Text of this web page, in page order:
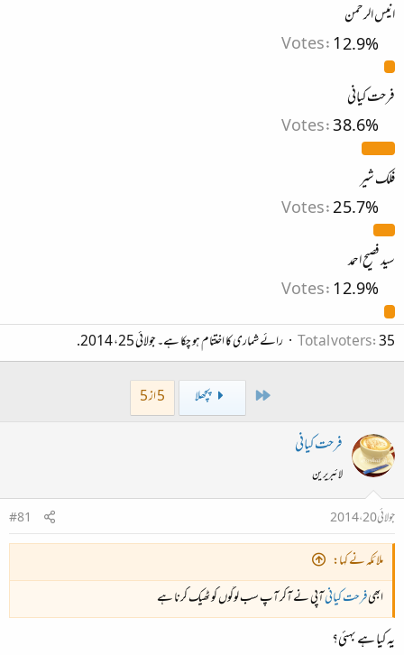
انیس الرحمن
Votes:12.9%
فرحت کیانی
Votes:38.6%
فلک شیر
Votes:25.7%
سید فصیح احمد
Votes:12.9%
Total voters 35 رائے شماری کا اختتام ہو چکا ہے۔جولائی 25، 2014 .
First پچھلا 5 از 5
فرحت کیانی
لائبریرین
جولائی 20، 2014
#81
ملائکہ نے کہا:
ابھیفرحت کیانیآپی نے آکر آپ سب لوگوں کو ٹھیک کرنا ہے
یہ کیا ہے بهئی؟